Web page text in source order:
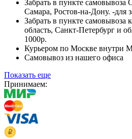
Забрать в пункте
Самара, Ростов-на-Дону. -для
Забрать в пункте
область, Санкт-Петербург и
1000р.
Курьером по Москве внутри
Самовывоз из нашего офиса
Показать еще
Принимаем: